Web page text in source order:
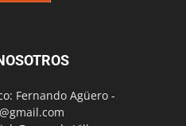
Fernando Agüero -